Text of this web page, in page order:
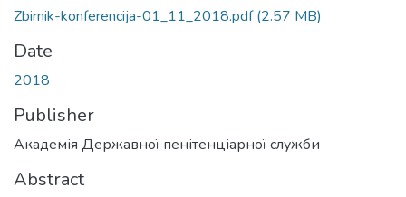
Zbirnik-konferencija-01_11_2018.pdf(2.57 MB)
Date
2018
Publisher
Академія Державної пенітенціарної служби
Abstract